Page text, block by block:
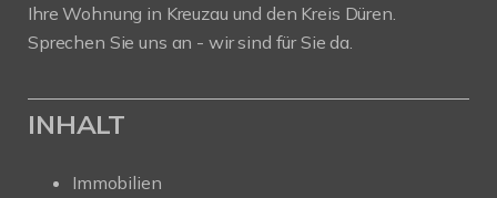
Ihre Wohnung in Kreuzau und den Kreis Düren.
Sprechen Sie uns an - wir sind für Sie da.
INHALT
Immobilien